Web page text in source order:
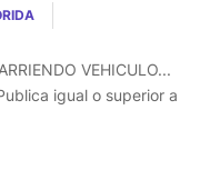
VEHICULO...
igual o superior a